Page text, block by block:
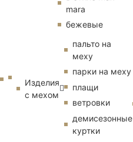
mara
бежевые
Изделия
с мехом
пальто на
меху
парки на меху
плащи
ветровки
демисезонные
куртки